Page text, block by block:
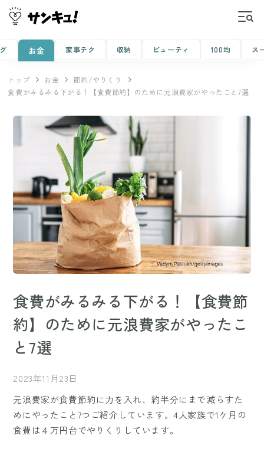
お金 家事テク 収納 ビューティ 100均 ス
トップ お金
節約/やりくり
食費がみるみる下がる！【食費節約】のために元浪費家がやったこと7選
食費がみるみる下がる！【食費節
約】のために元浪費家がやったこ
と7選
2023年11月23日
元浪費家が食費節約に力を入れ、約半分にまで減らすた
めにやったこと7つご紹介しています。4人家族で1ケ月の
食費は４万円台でやりくりしています。